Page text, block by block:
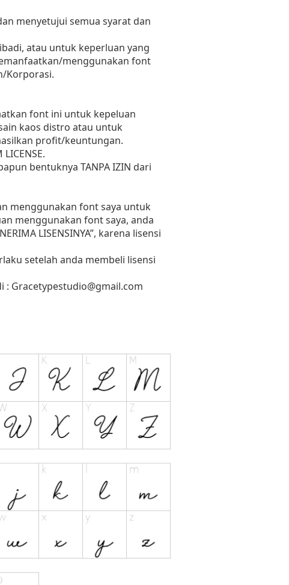
menyetujui semua syarat dan
atau untuk keperluan yang
menggunakan font
Korporasi.
font ini untuk kepeluan
kaos distro atau untuk
profit/keuntungan.
bentuknya TANPA IZIN dari
menggunakan font saya untuk
menggunakan font saya, anda
LISENSINYA”, karena lisensi
setelah anda membeli lisensi
: Gracetypestudio@gmail.com